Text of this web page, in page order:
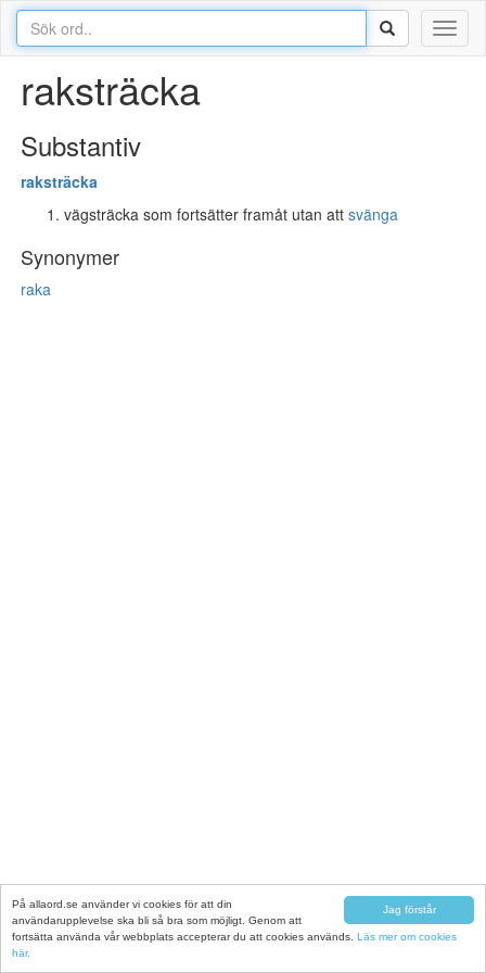
Jag förstår
På allaord.se använder vi cookies för att din
användarupplevelse ska bli så bra som möjligt. Genom att
fortsätta använda vår webbplats accepterar du att cookies används. Läs mer om cookies
här.
raksträcka
Substantiv
raksträcka
vägsträcka som fortsätter framåt utan att svänga
Synonymer
raka